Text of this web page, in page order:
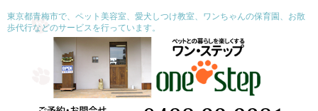
東京都青梅市で、ペット美容室、愛犬しつけ教室、ワンちゃんの保育園、お散
歩代行などのサービスを行っています。